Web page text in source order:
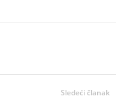
Sledeći članak